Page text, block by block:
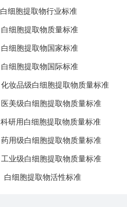
白细胞提取物行业标准
白细胞提取物质量标准
白细胞提取物国家标准
白细胞提取物国际标准
化妆品级白细胞提取物质量标准
医美级白细胞提取物质量标准
科研用白细胞提取物质量标准
药用级白细胞提取物质量标准
工业级白细胞提取物质量标准
白细胞提取物活性标准